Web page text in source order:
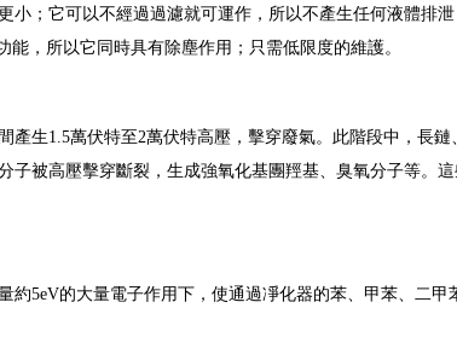
小；它可以不經過過濾就可運作，所以不產生任何液體
，所以它同時具有除塵作用；只需低限度的維護。
生1.5萬伏特至2萬伏特高壓，擊穿廢氣。此階段中，長
被高壓擊穿斷裂，生成強氧化基團羥基、臭氧分子等。
約5eV的大量電子作用下，使通過凈化器的苯、甲苯、二